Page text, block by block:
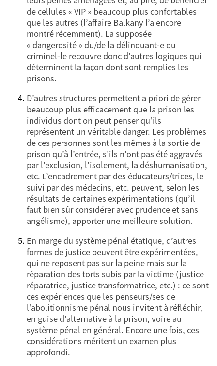
de cellules « VIP » beaucoup plus confortables
que les autres (l’affaire Balkany l’a encore
montré récemment). La supposée
« dangerosité » du/de la délinquant-e ou
criminel-le recouvre donc d’autres logiques qui
déterminent la façon dont sont remplies les
prisons.
D’autres structures permettent a priori de gérer
beaucoup plus efficacement que la prison les
individus dont on peut penser qu’ils
représentent un véritable danger. Les problèmes
de ces personnes sont les mêmes à la sortie de
prison qu’à l’entrée, s’ils n’ont pas été aggravés
par l’exclusion, l’isolement, la déshumanisation,
etc. L’encadrement par des éducateurs/trices, le
suivi par des médecins, etc. peuvent, selon les
résultats de certaines expérimentations (qu’il
faut bien sûr considérer avec prudence et sans
angélisme), apporter une meilleure solution.
En marge du système pénal étatique, d’autres
formes de justice peuvent être expérimentées,
qui ne reposent pas sur la peine mais sur la
réparation des torts subis par la victime (justice
réparatrice, justice transformatrice, etc.) : ce sont
ces expériences que les penseurs/ses de
l’abolitionnisme pénal nous invitent à réfléchir,
en guise d’alternative à la prison, voire au
système pénal en général. Encore une fois, ces
considérations méritent un examen plus
approfondi.